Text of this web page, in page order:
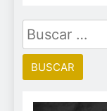
Buscar: